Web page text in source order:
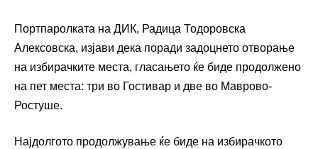
Портпаролката на ДИК, Радица Тодоровска
Алексовска, изјави дека поради задоцнето отворање
на избирачките места, гласањето ќе биде продолжено
на пет места: три во Гостивар и две во Маврово-
Ростуше.
Најдолгото продолжување ќе биде на избирачкото